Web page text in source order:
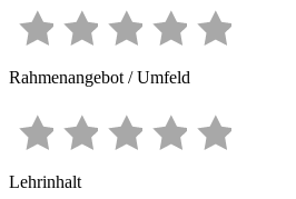
Rahmenangebot / Umfeld
Lehrinhalt